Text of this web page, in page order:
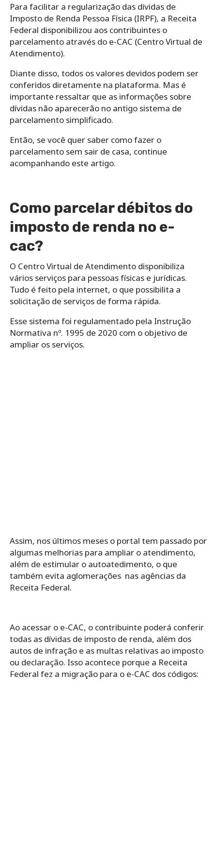
Para facilitar a regularização das dívidas de
Imposto de Renda Pessoa Física (IRPF), a Receita
Federal disponibilizou aos contribuintes o
parcelamento através do e-CAC (Centro Virtual de
Atendimento).
Diante disso, todos os valores devidos podem ser
conferidos diretamente na plataforma. Mas é
importante ressaltar que as informações sobre
dívidas não aparecerão no antigo sistema de
parcelamento simplificado.
Então, se você quer saber como fazer o
parcelamento sem sair de casa, continue
acompanhando este artigo.
Como parcelar débitos do
imposto de renda no e-
cac?
O Centro Virtual de Atendimento disponibiliza
vários serviços para pessoas físicas e jurídicas.
Tudo é feito pela internet, o que possibilita a
solicitação de serviços de forma rápida.
Esse sistema foi regulamentado pela Instrução
Normativa nº. 1995 de 2020 com o objetivo de
ampliar os serviços.
Assim, nos últimos meses o portal tem passado por
algumas melhorias para ampliar o atendimento,
além de estimular o autoatedimento, o que
também evita aglomerações nas agências da
Receita Federal.
Ao acessar o e-CAC, o contribuinte poderá conferir
todas as dívidas de imposto de renda, além dos
autos de infração e as multas relativas ao imposto
ou declaração. Isso acontece porque a Receita
Federal fez a migração para o e-CAC dos códigos: